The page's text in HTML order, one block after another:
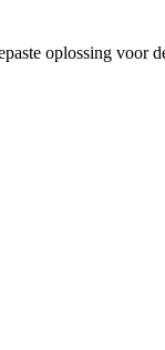
oplossing voor